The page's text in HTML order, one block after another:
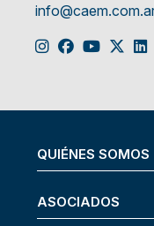
QUIÉNES SOMOS
ASOCIADOS